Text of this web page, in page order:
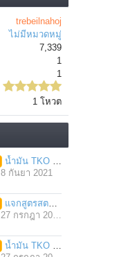
trebeilnahoj
ไม่มีหมวดหมู่
7,339
1
1
1 โหวต
น้ำมัน TKO นวดคลายเส้นคลายกล้ามเนื้อ จากภาวะตึงหรือเคล็ด บาดเจ็บ ได้อย่างฉับพลัน
8 กันยา 2021
แจกสูตรสตรอว์เบอร์รี่โยเกิร์ตสมูทตี้ ทำง่าย อร่อย แค่มีเครื่องปั่นน้ำผลไม้
27 กรกฎา 2021
น้ำมัน TKO คลายเส้น คลายกล้ามเนื้อ บรรเทาอาการบาดเจ็บโดยฉับพลัน